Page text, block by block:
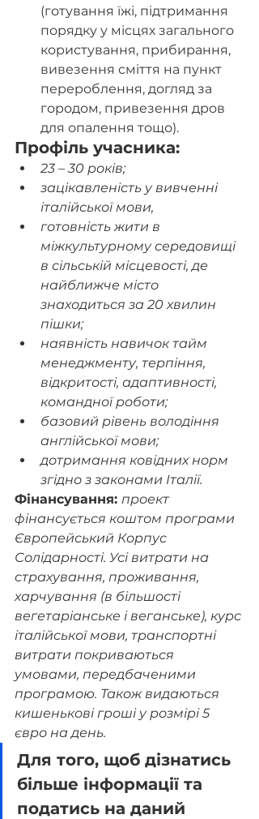
(готування їжі, підтримання
порядку у місцях загального
користування, прибирання,
вивезення сміття на пункт
перероблення, догляд за
городом, привезення дров
для опалення тощо).
Профіль учасника:
23 – 30 років;
зацікавленість у вивченні
італійської мови,
готовність жити в
міжкультурному середовищі
в сільській місцевості, де
найближче місто
знаходиться за 20 хвилин
пішки;
наявність навичок тайм
менеджменту, терпіння,
відкритості, адаптивності,
командної роботи;
базовий рівень володіння
англійської мови;
дотримання ковідних норм
згідно з законами Італії.
Фінансування: проект
фінансується коштом програми
Європейський Корпус
Солідарності. Усі витрати на
страхування, проживання,
харчування (в більшості
вегетаріанське і веганське), курс
італійської мови, транспортні
витрати покриваються
умовами, передбаченими
програмою. Також видаються
кишенькові гроші у розмірі 5
євро на день.
Для того, щоб дізнатись
більше інформації та
податись на даний